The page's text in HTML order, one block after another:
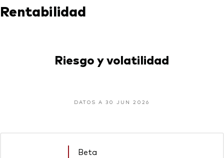
Rentabilidad
Riesgo y volatilidad
DATOS A 30 JUN 2026
Beta